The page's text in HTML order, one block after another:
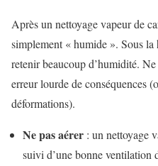
Après un nettoyage vapeur de
simplement « humide ». Sous la
retenir beaucoup d’humidité.
erreur lourde de conséquences
déformations).
Ne pas aérer : un nettoyage
suivi d’une bonne ventilation